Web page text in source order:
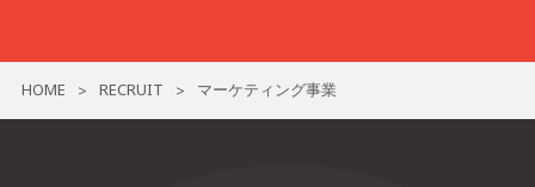
HOME > RECRUIT > マーケティング事業